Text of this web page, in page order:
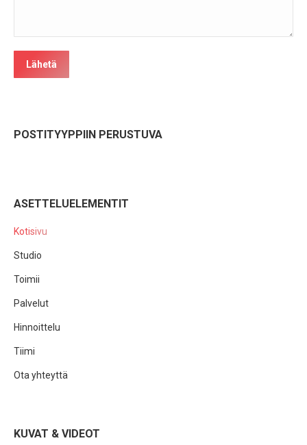
Lähetä
POSTITYYPPIIN PERUSTUVA
ASETTELUELEMENTIT
Kotisivu
Studio
Toimii
Palvelut
Hinnoittelu
Tiimi
Ota yhteyttä
KUVAT & VIDEOT